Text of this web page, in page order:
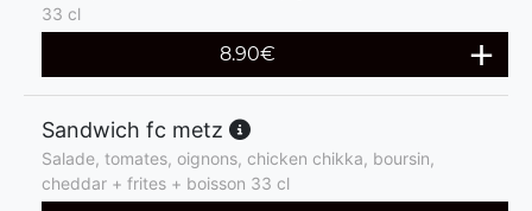
33 cl
8.90€
Sandwich fc metz
Salade, tomates, oignons, chicken chikka, boursin,
cheddar + frites + boisson 33 cl